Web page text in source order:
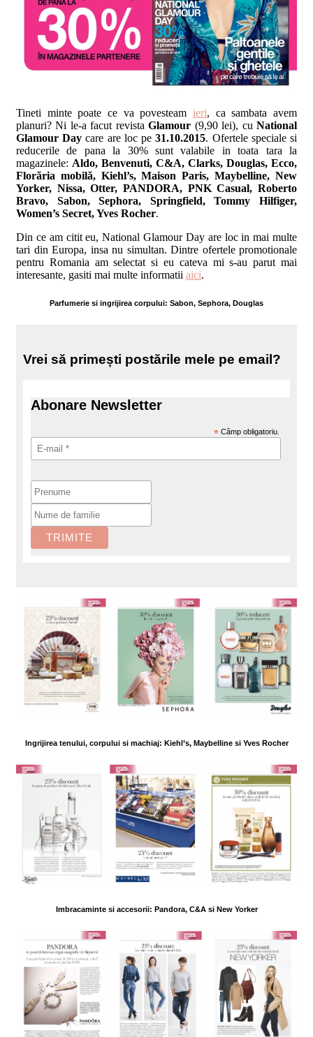
Tineti minte poate ce va povesteam ieri, ca sambata avem
planuri? Ni le-a facut revistaGlamour (9,90 lei), cuNational
Glamour Day care are loc pe31.10.2015. Ofertele speciale si
reducerile de pana la 30% sunt valabile in toata tara la
magazinele: Aldo, Benvenuti, C&A, Clarks, Douglas, Ecco,
Florăria mobilă, Kiehl’s, Maison Paris, Maybelline, New
Yorker, Nissa, Otter, PANDORA, PNK Casual, Roberto
Bravo, Sabon, Sephora, Springfield, Tommy Hilfiger,
Women’s Secret, Yves Rocher.
Din ce am citit eu, National Glamour Day are loc in mai multe
tari din Europa, insa nu simultan. Dintre ofertele promotionale
pentru Romania am selectat si eu cateva mi s-au parut mai
interesante, gasiti mai multe informatii aici.
Parfumerie si ingrijirea corpului: Sabon, Sephora, Douglas
Vrei să primești postările mele pe email?
Abonare Newsletter
* Câmp obligatoriu.
Ingrijirea tenului, corpului si machiaj: Kiehl’s, Maybelline si Yves Rocher
Imbracaminte si accesorii: Pandora, C&A si New Yorker